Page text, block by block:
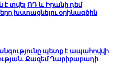
է տվել ՌԴ և Իրանի դեմ
խստացնելու օրինագծին
պետք է ապահովվի
Քազեմ Ղարիբաբադի